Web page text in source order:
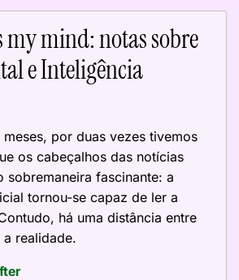
my mind: notas sobre
e Inteligência
por duas vezes tivemos
os cabeçalhos das notícias
sobremaneira fascinante: a
tornou-se capaz de ler a
há uma distância entre
realidade.